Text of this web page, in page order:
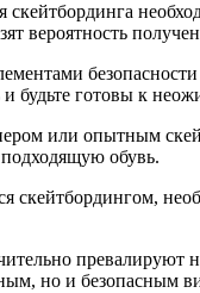
вероятность
будьте готовы к
или опытным
обувь.
скейтбордингом,
но и безопасным